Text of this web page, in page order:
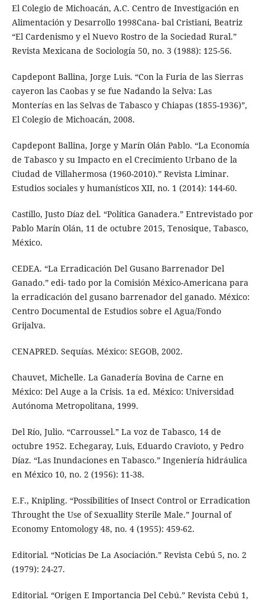
El Colegio de Michoacán, A.C. Centro de Investigación en
Alimentación y Desarrollo 1998Cana- bal Cristiani, Beatriz
“El Cardenismo y el Nuevo Rostro de la Sociedad Rural.”
Revista Mexicana de Sociología 50, no. 3 (1988): 125-56.
Capdepont Ballina, Jorge Luis. “Con la Furia de las Sierras
cayeron las Caobas y se fue Nadando la Selva: Las
Monterías en las Selvas de Tabasco y Chiapas (1855-1936)”,
El Colegio de Michoacán, 2008.
Capdepont Ballina, Jorge y Marín Olán Pablo. “La Economía
de Tabasco y su Impacto en el Crecimiento Urbano de la
Ciudad de Villahermosa (1960-2010).” Revista Liminar.
Estudios sociales y humanísticos XII, no. 1 (2014): 144-60.
Castillo, Justo Díaz del. “Política Ganadera.” Entrevistado por
Pablo Marín Olán, 11 de octubre 2015, Tenosique, Tabasco,
México.
CEDEA. “La Erradicación Del Gusano Barrenador Del
Ganado.” edi- tado por la Comisión México-Americana para
la erradicación del gusano barrenador del ganado. México:
Centro Documental de Estudios sobre el Agua/Fondo
Grijalva.
CENAPRED. Sequías. México: SEGOB, 2002.
Chauvet, Michelle. La Ganadería Bovina de Carne en
México: Del Auge a la Crisis. 1a ed. México: Universidad
Autónoma Metropolitana, 1999.
Del Río, Julio. “Carroussel.” La voz de Tabasco, 14 de
octubre 1952. Echegaray, Luis, Eduardo Cravioto, y Pedro
Díaz. “Las Inundaciones en Tabasco.” Ingeniería hidráulica
en México 10, no. 2 (1956): 11-38.
E.F., Knipling. “Possibilities of Insect Control or Erradication
Throught the Use of Sexuallity Sterile Male.” Journal of
Economy Entomology 48, no. 4 (1955): 459-62.
Editorial. “Noticias De La Asociación.” Revista Cebú 5, no. 2
(1979): 24-27.
Editorial. “Origen E Importancia Del Cebú.” Revista Cebú 1,